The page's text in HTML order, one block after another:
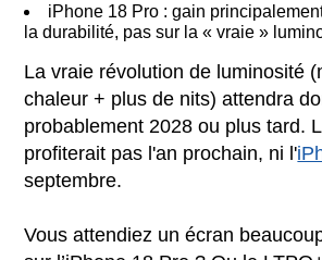
iPhone 18 Pro : gain
la durabilité, pas sur la « vraie »
La vraie révolution de luminosité
chaleur + plus de nits) attendra
probablement 2028 ou plus tard.
profiterait pas l'an prochain, ni l'
septembre.
Vous attendiez un écran